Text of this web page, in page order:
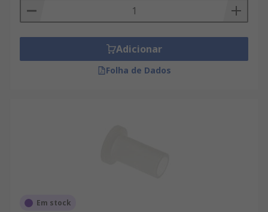
Adicionar
Folha de Dados
Em stock